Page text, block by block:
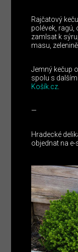
Rajčatový
polévek, ragú,
zamlsat k
masu,
Jemný kečup
spolu s
Košík.cz
—
Hradecké
objednat na